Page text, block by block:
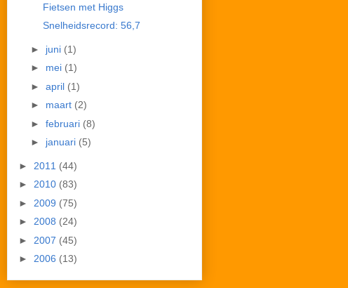
Fietsen met Higgs
Snelheidsrecord: 56,7
► juni (1)
► mei (1)
► april (1)
► maart (2)
► februari (8)
► januari (5)
► 2011 (44)
► 2010 (83)
► 2009 (75)
► 2008 (24)
► 2007 (45)
► 2006 (13)